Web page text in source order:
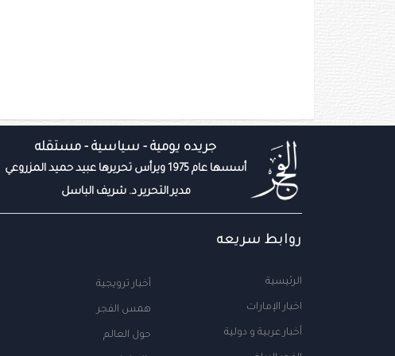
جريده يومية - سياسية - مستقله
أسسها عام 1975 ويرأس تحريرها عبيد حميد المزروعي
مدير التحرير د. شريف الباسل
روابط سريعه
الرئيسية
اخبار الإمارات
أخبار عربية و دولية
أخبار ترويجية
همس الفجر
حول العالم